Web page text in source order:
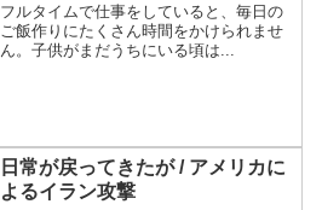
フルタイムで仕事をしていると、毎日の
ご飯作りにたくさん時間をかけられませ
ん。子供がまだうちにいる頃は...
日常が戻ってきたが / アメリカに
よるイラン攻撃